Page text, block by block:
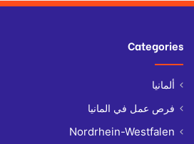
Categories
ألمانيا
فرص عمل في المانيا
Nordrhein-Westfalen